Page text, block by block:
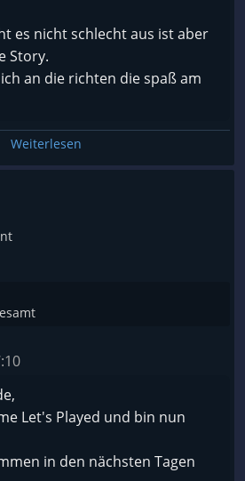
es nicht schlecht aus ist aber
Story.
an die richten die spaß am
Weiterlesen
Let's Played und bin nun
in den nächsten Tagen